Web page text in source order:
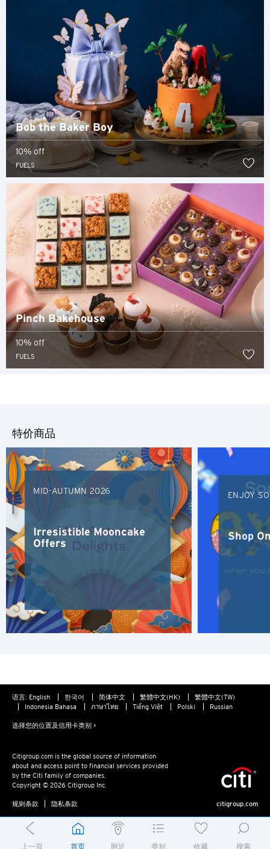
Bob the Baker Boy
10% off
FUELS
Pinch Bakehouse
10% off
FUELS
特价商品
MID-AUTUMN 2026
Irresistible Mooncake
Offers
ENJOY
Shop
语言: English 한국어 简体中文 繁體中文(HK)
繁體中文(TW)
Indonesia Bahasa
ภาษาไทย Tiếng Việt Polski Russian
选择您的位置及信用卡类别 >
Citigroup.com is the global source of information
about and access point to financial services provided
by the Citi family of companies.
Copyright © 2026 Citigroup Inc.
规则条款 隐私条款 citigroup.com
上一頁 首页 附近 类别 收藏 搜索
Indonesia Bahasa
ภาษาไทย
Tiếng Việt
Polski
Russian